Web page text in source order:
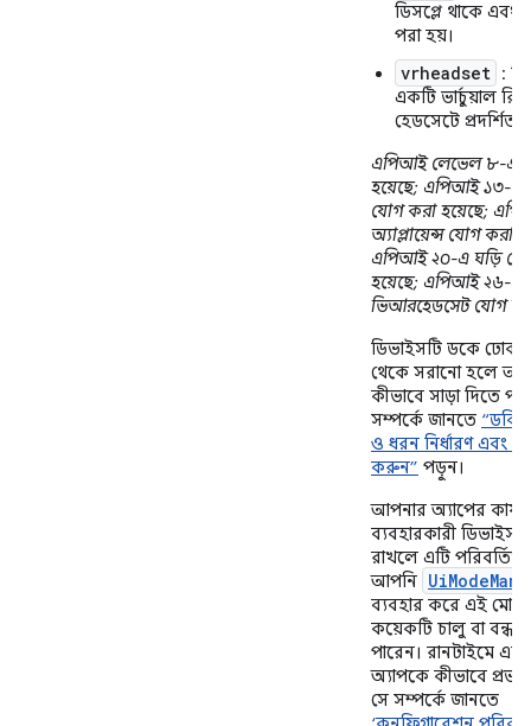
ডিসপ্লে থাকে এবং
পরা হয়।
vrheadset :
একটি ভার্চুয়াল
হেডসেটে প্রদর্শিত
এপিআই লেভেল ৮-এ
হয়েছে; এপিআই ১৩-এ
যোগ করা হয়েছে;
অ্যাপ্লায়েন্স যোগ করা
এপিআই ২০-এ ঘড়ি
হয়েছে; এপিআই ২৬-এ
ভিআরহেডসেট যোগ
ডিভাইসটি ডকে
থেকে সরানো হলে
কীভাবে সাড়া দিতে
সম্পর্কে জানতে
ও ধরন নির্ধারণ এবং
করুন” পড়ুন।
আপনার অ্যাপের
ব্যবহারকারী
রাখলে এটি পরিবর্তিত
আপনি
ব্যবহার করে এই
কয়েকটি চালু বা বন্ধ
পারেন। রানটাইমে
অ্যাপকে কীভাবে
সে সম্পর্কে জানতে